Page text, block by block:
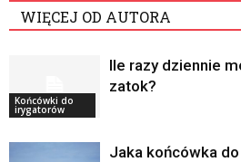
WIĘCEJ OD AUTORA
Końcówki do
irygatorów
Ile razy dziennie
zatok?
Jaka końcówka